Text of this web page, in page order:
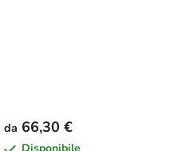
da 66,30 €